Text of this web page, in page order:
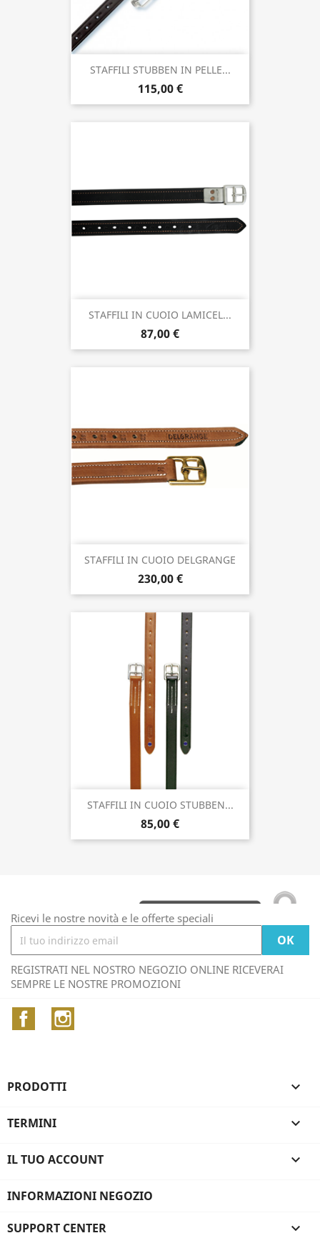
STAFFILI STUBBEN IN PELLE...
115,00 €
STAFFILI IN CUOIO LAMICEL...
87,00 €
STAFFILI IN CUOIO DELGRANGE
230,00 €
STAFFILI IN CUOIO STUBBEN...
85,00 €
Ricevi le nostre novità e le offerte speciali
REGISTRATI NEL NOSTRO NEGOZIO ONLINE RICEVERAI
SEMPRE LE NOSTRE PROMOZIONI
Facebook
PRODOTTI 
TERMINI 
IL TUO ACCOUNT 
INFORMAZIONI NEGOZIO
SUPPORT CENTER 